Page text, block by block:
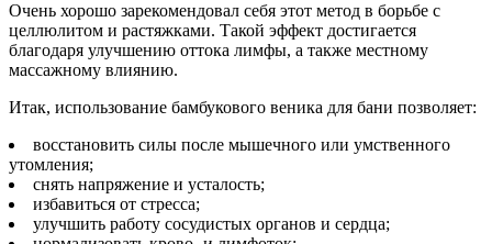
Очень хорошо зарекомендовал себя этот метод в борьбе с
целлюлитом и растяжками. Такой эффект достигается
благодаря улучшению оттока лимфы, а также местному
массажному влиянию.
Итак, использование бамбукового веника для бани позволяет:
восстановить силы после мышечного или умственного
утомления;
снять напряжение и усталость;
избавиться от стресса;
улучшить работу сосудистых органов и сердца;